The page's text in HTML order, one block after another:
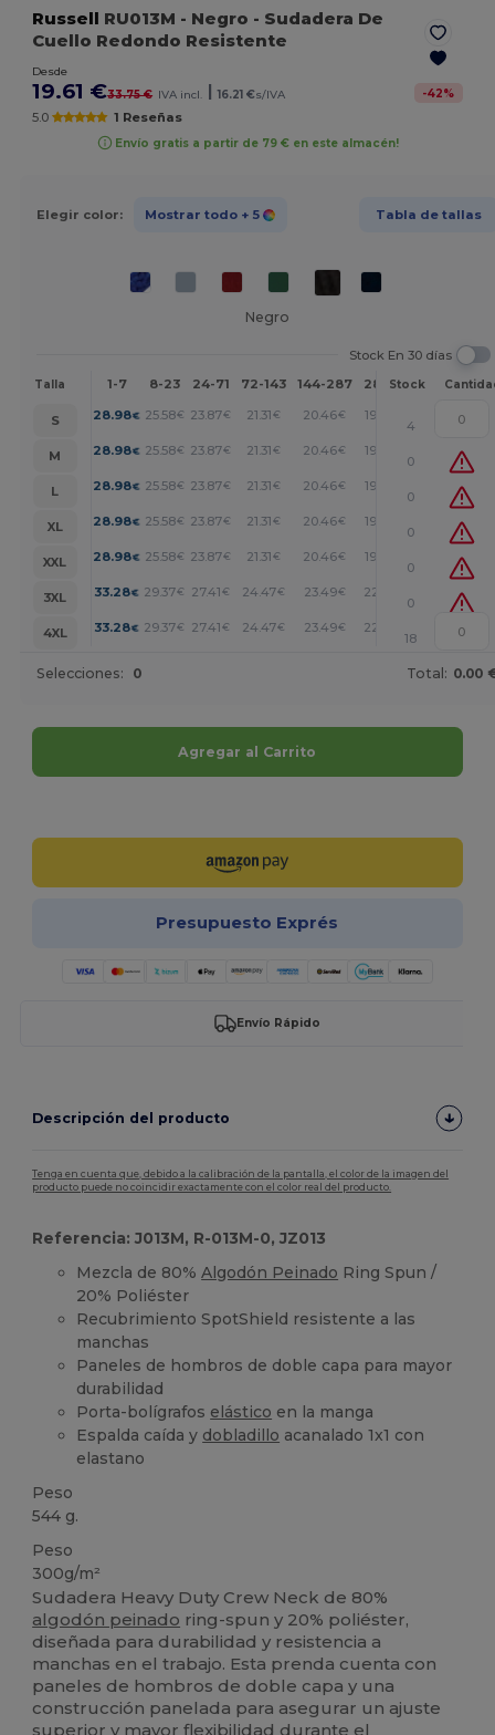
Russell RU013M - Negro - Sudadera De
Cuello Redondo Resistente
Desde
19.61 €33.75 € IVA incl. 16.21 €s/IVA -42%
5.0 1 Reseñas
Envío gratis a partir de 79 € en este almacén!
Elegir color: Mostrar todo + 5 Tabla de tallas
Negro
Stock En 30 días
Talla 1-7 8-23 24-71 72-143 144-287 288 + Más
Stock
S 28.98€ 25.58€ 23.87€ 21.31€ 20.46€ 19.61
4
M
28.98€ 25.58€ 23.87€ 21.31€ 20.46€ 19.61
0
L
28.98€ 25.58€ 23.87€ 21.31€ 20.46€ 19.61
0
XL
28.98€ 25.58€ 23.87€ 21.31€ 20.46€ 19.61
0
XXL
28.98€ 25.58€ 23.87€ 21.31€ 20.46€ 19.61
0
3XL
33.28€ 29.37€ 27.41 € 24.47€ 23.49€ 22.51
0
4XL
33.28€ 29.37€ 27.41 € 24.47€ 23.49€ 22.51
18
Selecciones: 0 Total: 0.00
Agregar al Carrito
Presupuesto Exprés
Envío Rápido
Descripción del producto
Tenga en cuenta que, debido a la calibración de la pantalla, el color de la imagen del
producto puede no coincidir exactamente con el color real del producto.
Referencia: J013M, R-013M-0, JZ013
Mezcla de 80%Algodón Peinado Ring Spun /
20% Poliéster
Recubrimiento SpotShield resistente a las
manchas
Paneles de hombros de doble capa para mayor
durabilidad
Porta-bolígrafos elástico en la manga
Espalda caída y dobladillo acanalado 1x1 con
elastano
Peso
544 g.
Peso
300g/m²
Sudadera Heavy Duty Crew Neck de 80%
algodón peinado ring-spun y 20% poliéster,
diseñada para durabilidad y resistencia a
manchas en el trabajo. Esta prenda cuenta con
paneles de hombros de doble capa y una
construcción panelada para asegurar un ajuste
superior y mayor flexibilidad durante el